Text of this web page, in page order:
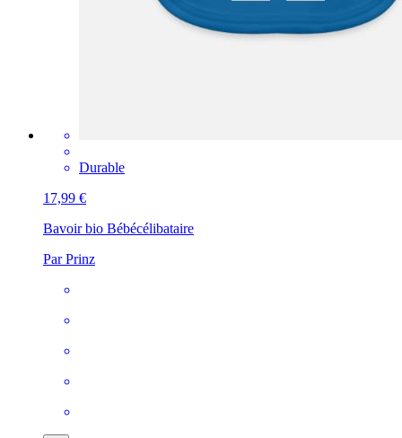
Durable
17,99 €
Bavoir bio Bébécélibataire
Par Prinz